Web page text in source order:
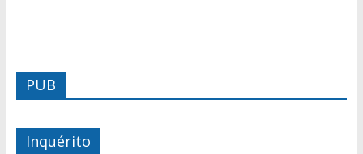
PUB
Inquérito